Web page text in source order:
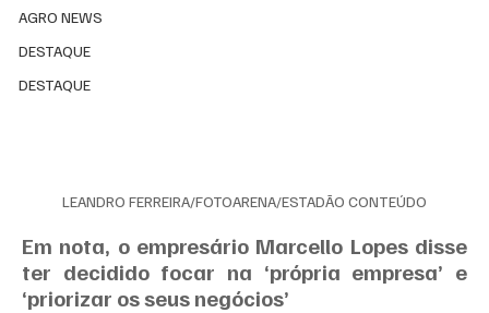
AGRO NEWS
DESTAQUE
DESTAQUE
LEANDRO FERREIRA/FOTOARENA/ESTADÃO CONTEÚDO
Em nota, o empresário Marcello Lopes disse
ter decidido focar na ‘própria empresa’ e
‘priorizar os seus negócios’